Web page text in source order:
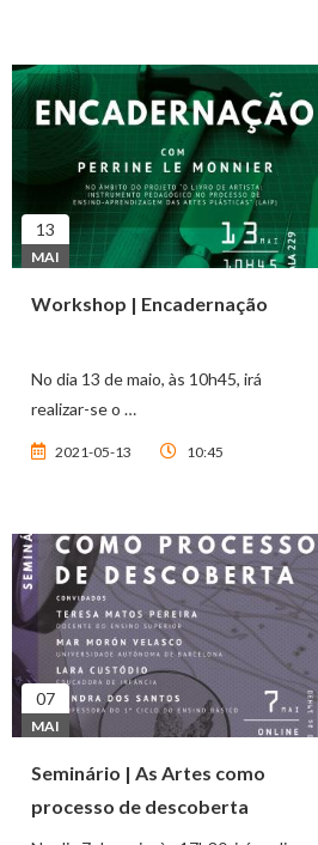
13
MAI
Workshop | Encadernação
No dia 13 de maio, às 10h45, irá
realizar-se o …
2021-05-13 10:45
07
MAI
Seminário | As Artes como
processo de descoberta